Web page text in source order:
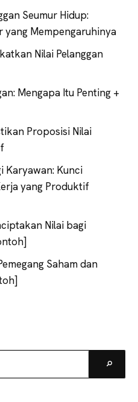
Seumur Hidup:
yang Mempengaruhinya
Nilai Pelanggan
Mengapa Itu Penting +
Proposisi Nilai
Karyawan: Kunci
yang Produktif
Nilai bagi
Saham dan